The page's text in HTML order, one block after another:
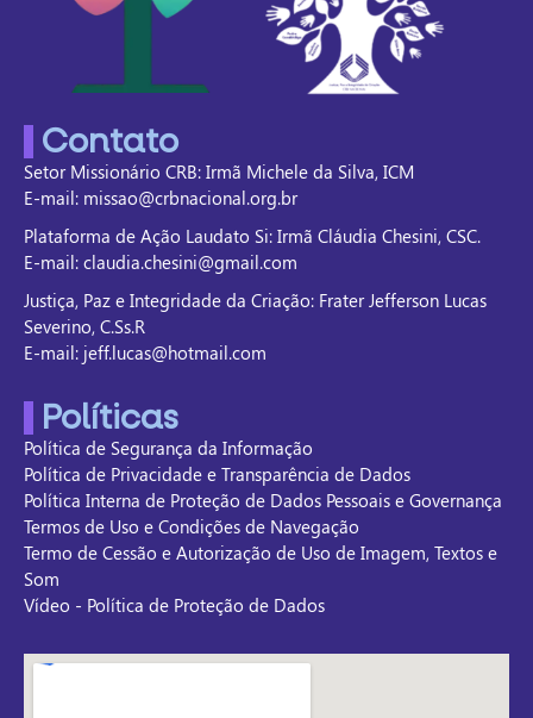
Contato
Setor Missionário CRB: Irmã Michele da Silva, ICM
E-mail: missao@crbnacional.org.br
Plataforma de Ação Laudato Si: Irmã Cláudia Chesini, CSC.
E-mail: claudia.chesini@gmail.com
Justiça, Paz e Integridade da Criação: Frater Jefferson Lucas
Severino, C.Ss.R
E-mail: jeff.lucas@hotmail.com
Políticas
Política de Segurança da Informação
Política de Privacidade e Transparência de Dados
Política Interna de Proteção de Dados Pessoais e Governança
Termos de Uso e Condições de Navegação
Termo de Cessão e Autorização de Uso de Imagem, Textos e
Som
Vídeo - Política de Proteção de Dados